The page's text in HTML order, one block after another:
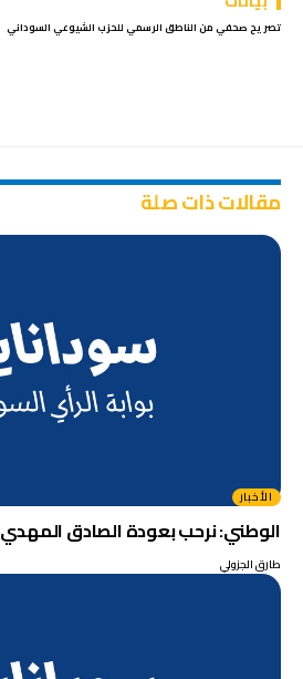
تصريح صحفي من الناطق الرسمي للحزب الشيوعي السوداني
مقالات ذات صلة
الأخبار
الوطني: نرحب بعودة الصادق المهدي
طارق الجزولي